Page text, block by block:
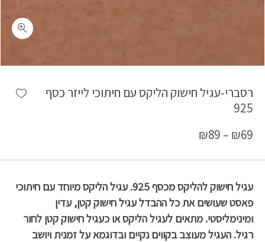
רסברי-עגיל חישוק הליקס עם חיתוכי לייזר כסף
925
₪69
–
₪89
עגיל חישוק להליקס מכסף 925. עגיל הליקס מיוחד עם חיתוכי
פאסט שעושים את כל ההבדל עגיל חישוק קטן, עדין
ומינימליסטי. מתאים לעגיל הליקס או כעגיל חישוק קטן לחור
רגיל. העגיל מעוצב בקווים נקיים ובדוגמא על זמנית ויושב